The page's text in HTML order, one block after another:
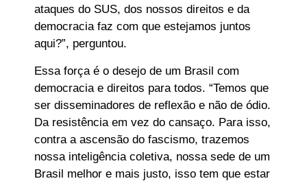
ataques do SUS, dos nossos direitos e da
democracia faz com que estejamos juntos
aqui?”, perguntou.
Essa força é o desejo de um Brasil com
democracia e direitos para todos. “Temos que
ser disseminadores de reflexão e não de ódio.
Da resistência em vez do cansaço. Para isso,
contra a ascensão do fascismo, trazemos
nossa inteligência coletiva, nossa sede de um
Brasil melhor e mais justo, isso tem que estar